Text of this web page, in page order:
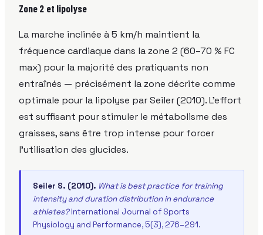
Zone 2 et lipolyse
La marche inclinée à 5 km/h maintient la
fréquence cardiaque dans la zone 2 (60–70 % FC
max) pour la majorité des pratiquants non
entraînés — précisément la zone décrite comme
optimale pour la lipolyse par Seiler (2010). L'effort
est suffisant pour stimuler le métabolisme des
graisses, sans être trop intense pour forcer
l'utilisation des glucides.
Seiler S. (2010). What is best practice for training
intensity and duration distribution in endurance
athletes?International Journal of Sports
Physiology and Performance, 5(3), 276–291.